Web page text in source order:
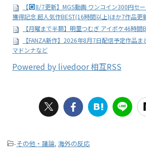
【
8/7更新】MGS動画 ワンコイン300円セ
獲得記念 超人気作BEST(16時間以上)ほか7作品更
【月曜まで半額】明里つむぎ アイポケ46時間
【FANZA新作】2026年8月7日配信予定作品ま
マドンナなど
Powered by livedoor 相互RSS
-その他・議論, 海外の反応